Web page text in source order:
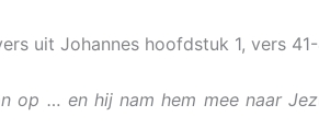
uit Johannes hoofdstuk 1, vers
op … en hij nam hem mee naar